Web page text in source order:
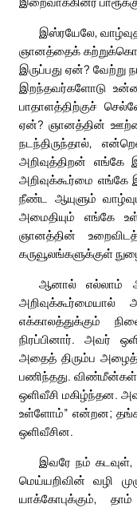
இஸ்ரயேலே,
ஞானத்தைக்
இருப்பது ஏன்? வேற்று
இறந்தவர்களோடு
பாதாளத்திற்குச்
ஏன்? ஞானத்தின்
நடந்திருந்தால்,
அறிவுத்திறன் எங்கே
அறிவுக்கூர்மை
நீண்ட ஆயுளும்
அமைதியும் எங்கே
ஞானத்தின்
கருவூலங்களுக்குள்
ஆனால் எல்லாம்
எக்காலத்துக்கும்
நிரப்பினார். அவர்
அதைத் திரும்ப
பணிந்தது. விண்மீன்கள்
ஒளிவீசி மகிழ்ந்தன.
உள்ளோம்” என்றன;
ஒளிவீசின.
இவரே நம்
மெய்யறிவின் வழி
யாக்கோபுக்கும்,